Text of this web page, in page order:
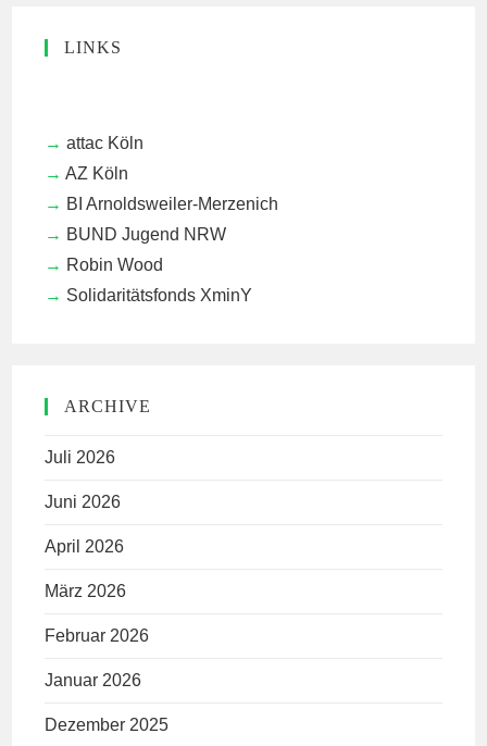
LINKS
attac Köln
AZ Köln
BI Arnoldsweiler-Merzenich
BUND Jugend NRW
Robin Wood
Solidaritätsfonds XminY
ARCHIVE
Juli 2026
Juni 2026
April 2026
März 2026
Februar 2026
Januar 2026
Dezember 2025